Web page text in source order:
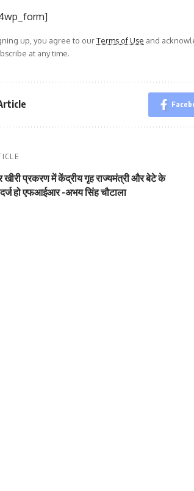
up, you agree to ourTerms of Use and
at any time.
खीरी प्रकरण में केंद्रीय गृह राज्यमंत्री और बेटे के
हो एफआईआर -अभय सिंह चौटाला